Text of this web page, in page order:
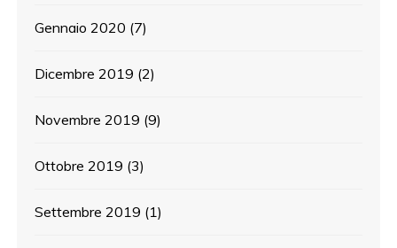
Gennaio 2020 (7)
Dicembre 2019 (2)
Novembre 2019 (9)
Ottobre 2019 (3)
Settembre 2019 (1)